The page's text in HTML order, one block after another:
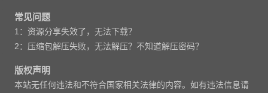
常见问题
1：资源分享失效了，无法下载？
2：压缩包解压失败，无法解压？不知道解压密码？
版权声明
本站无任何违法和不符合国家相关法律的内容。如有违法信息请